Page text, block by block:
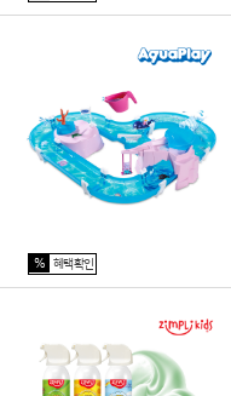
% 혜택확인